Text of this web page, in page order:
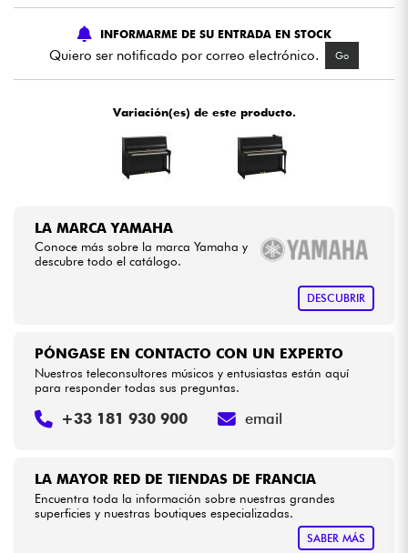
Niños
Cables & Acces.
INFORMARME DE SU ENTRADA EN STOCK
Quiero ser notificado por correo electrónico. Go
Variación(es) de este producto.
LA MARCA YAMAHA
Conoce más sobre la marca Yamaha y
descubre todo el catálogo.
DESCUBRIR
LA MAYOR RED DE TIENDAS DE FRANCIA
Encuentra toda la información sobre nuestras grandes
superficies y nuestras boutiques especializadas.
SABER MÁS
PÓNGASE EN CONTACTO CON UN EXPERTO
Nuestros teleconsultores músicos y entusiastas están aquí
para responder todas sus preguntas.
+33 181 930 900 email